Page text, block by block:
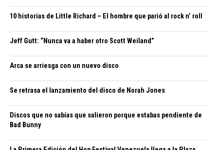
10 historias de Little Richard – El hombre que parió al rock n’ roll
Jeff Gutt: “Nunca va a haber otro Scott Weiland”
Arca se arriesga con un nuevo disco
Se retrasa el lanzamiento del disco de Norah Jones
Discos que no sabías que salieron porque estabas pendiente de
Bad Bunny